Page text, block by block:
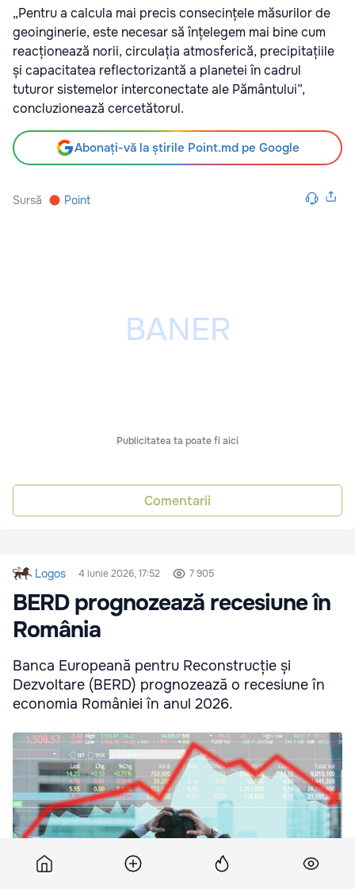
„Pentru a calcula mai precis consecințele măsurilor de
geoinginerie, este necesar să înțelegem mai bine cum
reacționează norii, circulația atmosferică, precipitațiile
și capacitatea reflectorizantă a planetei în cadrul
tuturor sistemelor interconectate ale Pământului”,
concluzionează cercetătorul.
Abonați-vă la știrile Point.md pe Google
Sursă Point
Publicitatea ta poate fi aici
Comentarii
Logos 4 iunie 2026, 17:52 7 905
BERD prognozează recesiune în
România
Banca Europeană pentru Reconstrucție și
Dezvoltare (BERD) prognozează o recesiune în
economia României în anul 2026.